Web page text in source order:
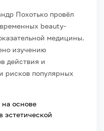
Похотько провёл
beauty-
медицины.
изучению
действия и
рисков популярных
основе
эстетической